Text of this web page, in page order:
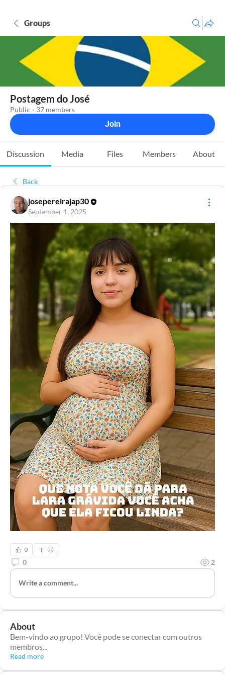
Groups
Postagem do José
Public · 37 members
Join
Discussion Media Files Members About
Back
josepereirajap30
September 1, 2025
0
0 2
Write a comment...
About
Bem-vindo ao grupo! Você pode se conectar com outros
membros
Read more